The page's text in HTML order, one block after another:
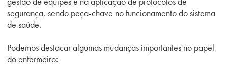
segurança, sendo peça-chave no funcionamento do sistema
de saúde.
Podemos destacar algumas mudanças importantes no papel
do enfermeiro: